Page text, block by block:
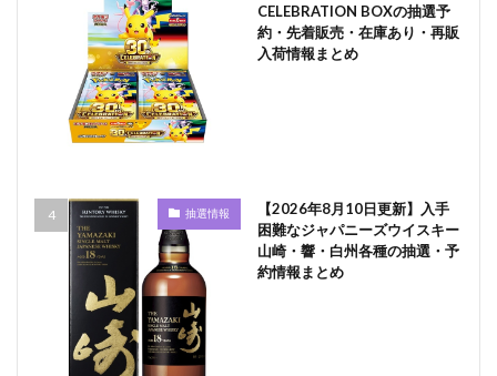
CELEBRATION BOXの抽選予
約・先着販売・在庫あり・再販
入荷情報まとめ
抽選情報
【2026年8月10日更新】入手
困難なジャパニーズウイスキー
山崎・響・白州各種の抽選・予
約情報まとめ